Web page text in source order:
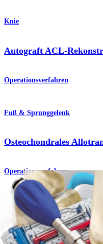
Knie
Autograft ACL-
Operationsverfahren
Fuß & Sprunggelenk
Osteochondrales
Operationsverfahren
Knie
Rekonstruktion des